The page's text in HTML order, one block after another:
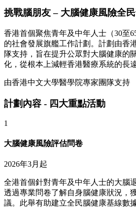
挑戰腦朋友 – 大腦健康風險全
香港首個聚焦青年及中年人士（30至
的社會發展旗艦工作計劃。計劃由香
隊支持，旨在提升公眾對大腦健康的
化，從根本上減輕香港醫療系統的長
由香港中文大學醫學院專家團隊支持
計劃內容 - 四大重點活動
1
大腦健康風險評估問卷
2026年3月起
全港首個針對青年及中年人士的大腦
透過專業問卷了解自身腦健康狀況，
議。此舉有助建立全民腦健康基線數